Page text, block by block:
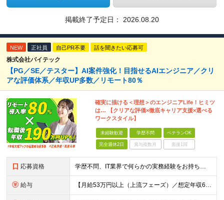
掲載終了予定日： 2026.08.20
NEW 正社員 自己PR不要 話を聞きたい応募可
株式会社バイテック
【PG／SE／テスター】AI案件強化！目指せるAIエンジニア／クリ
アな評価体系／年収UP多数／リモート80％
確実に描ける＜理想＞のエンジニアLife！ヒミツ
は… 【クリアな評価×徹底キャリア支援×選べる
ワークスタイル】
未経験歓迎 学歴不問 ベテランOK
完全週休2日 賞与複数月 面接1回
応募資格 学歴不問、IT業界で何らかの実務経験をお持ちの方（1年以上） ※ブランクのある方歓迎 ※担当業務/フェーズ/使用言語などは限定せず ※経験年数も限定せず。経験の浅い方からベテランまで歓迎
給与 【月給53万円以上（上流フェーズ）／想定年収636万円以上】 ★詳しくは下記をご参照ください！ ■育成枠採用（職種未経験～経験1年未満／メンター制度適用社員） 月給25万円以上 ※社会人経験、技術